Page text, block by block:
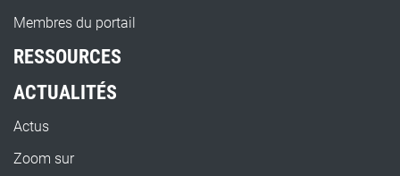
Membres du portail
RESSOURCES
ACTUALITÉS
Actus
Zoom sur